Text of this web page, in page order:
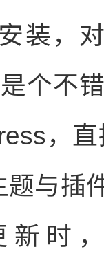
装，
个不
，
与插
新时